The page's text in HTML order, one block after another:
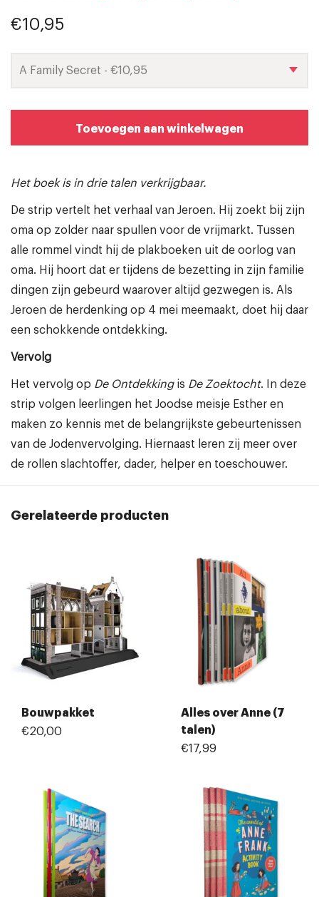
€10,95
Toevoegen aan winkelwagen
Het boek is in drie talen verkrijgbaar.
De strip vertelt het verhaal van Jeroen. Hij zoekt bij zijn
oma op zolder naar spullen voor de vrijmarkt. Tussen
alle rommel vindt hij de plakboeken uit de oorlog van
oma. Hij hoort dat er tijdens de bezetting in zijn familie
dingen zijn gebeurd waarover altijd gezwegen is. Als
Jeroen de herdenking op 4 mei meemaakt, doet hij daar
een schokkende ontdekking.
Vervolg
Het vervolg op De Ontdekkingis De Zoektocht. In deze
strip volgen leerlingen het Joodse meisje Esther en
maken zo kennis met de belangrijkste gebeurtenissen
van de Jodenvervolging. Hiernaast leren zij meer over
de rollen slachtoffer, dader, helper en toeschouwer.
Gerelateerde producten
Bouwpakket
€20,00
Alles over Anne (7
talen)
€17,99